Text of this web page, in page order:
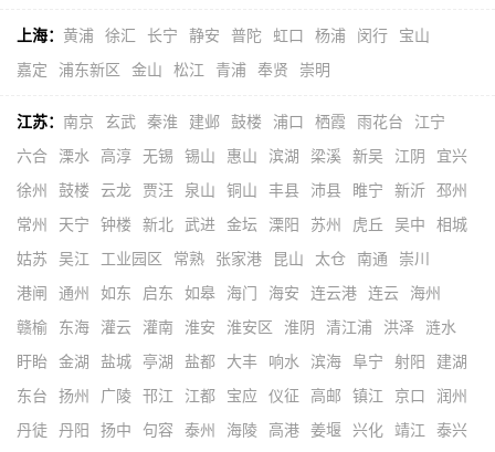
上海： 黄浦 徐汇 长宁 静安 普陀 虹口 杨浦 闵行
宝山
嘉定
浦东新区 金山 松江 青浦 奉贤 崇明
江苏： 南京 玄武 秦淮 建邺 鼓楼 浦口 栖霞 雨花台
江宁
六合
溧水 高淳 无锡 锡山 惠山 滨湖 梁溪 新吴 江阴
宜兴
徐州
鼓楼 云龙 贾汪 泉山 铜山 丰县 沛县 睢宁 新沂
邳州
常州
天宁 钟楼 新北 武进 金坛 溧阳 苏州 虎丘 吴中
相城
姑苏
吴江 工业园区 常熟 张家港 昆山 太仓 南通
崇川
港闸
通州 如东 启东 如皋 海门 海安 连云港 连云
海州
赣榆
东海 灌云 灌南 淮安 淮安区 淮阴 清江浦 洪泽
涟水
盱眙
金湖 盐城 亭湖 盐都 大丰 响水 滨海 阜宁 射阳
建湖
东台
扬州 广陵 邗江 江都 宝应 仪征 高邮 镇江 京口
润州
丹徒
丹阳 扬中 句容 泰州 海陵 高港 姜堰 兴化 靖江
泰兴